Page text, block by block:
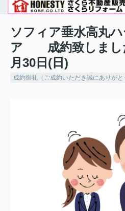
ソフィア垂水高丸
ア 成約致しまし
月30日(日)
成約御礼（ご成約いただき誠にありがと